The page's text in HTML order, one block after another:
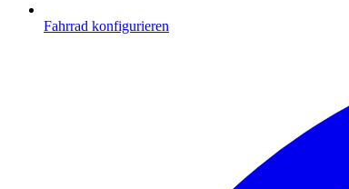
Fahrrad konfigurieren